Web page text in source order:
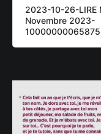
2023-10-26-LIRE
Novembre 2023-